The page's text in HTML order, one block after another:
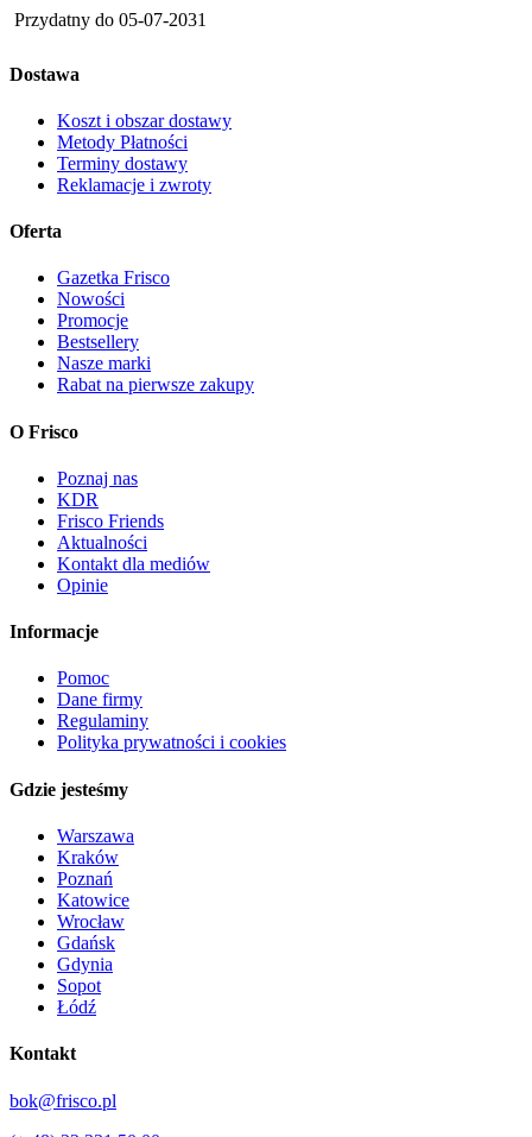
Przydatny do 05-07-2031
Dostawa
Koszt i obszar dostawy
Metody Płatności
Terminy dostawy
Reklamacje i zwroty
Oferta
Gazetka Frisco
Nowości
Promocje
Bestsellery
Nasze marki
Rabat na pierwsze zakupy
O Frisco
Poznaj nas
KDR
Frisco Friends
Aktualności
Kontakt dla mediów
Opinie
Informacje
Pomoc
Dane firmy
Regulaminy
Polityka prywatności i cookies
Gdzie jesteśmy
Warszawa
Kraków
Poznań
Katowice
Wrocław
Gdańsk
Gdynia
Sopot
Łódź
Kontakt
bok@frisco.pl